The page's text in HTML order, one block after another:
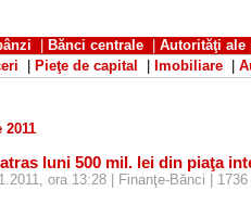
Bănci centrale
Autorităţi ale
Pieţe de capital Imobiliare
2011
luni 500 mil. lei din piaţa
ora 13:28 | Finanţe-Bănci |